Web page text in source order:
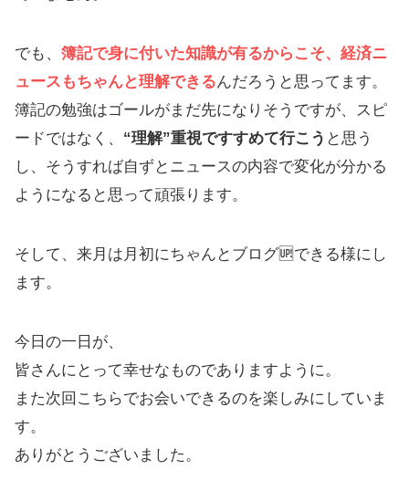
でも、 簿記で身に付いた知識が有るからこそ、経済ニ
ュースもちゃんと理解できるんだろうと思ってます。
簿記の勉強はゴールがまだ先になりそうですが、スピ
ードではなく、 “理解”重視ですすめて行こう と思う
し、そうすれば自ずとニュースの内容で変化が分かる
ようになると思って頑張ります。
そして、来月は月初にちゃんとブログ🆙できる様にし
ます。
今日の一日が、
皆さんにとって幸せなものでありますように。
また次回こちらでお会いできるのを楽しみにしていま
す。
ありがとうございました。